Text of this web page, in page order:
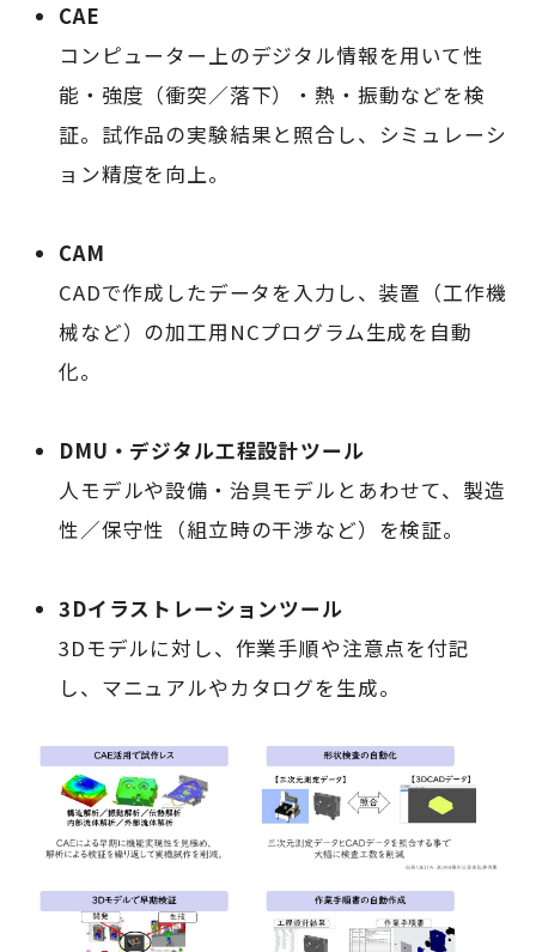
CAE
コンピューター上のデジタル情報を用いて性
能・強度（衝突／落下）・熱・振動などを検
証。試作品の実験結果と照合し、シミュレーシ
ョン精度を向上。
CAM
CADで作成したデータを入力し、装置（工作機
械など）の加工用NCプログラム生成を自動
化。
DMU・デジタル工程設計ツール
人モデルや設備・治具モデルとあわせて、製造
性／保守性（組立時の干渉など）を検証。
3Dイラストレーションツール
3Dモデルに対し、作業手順や注意点を付記
し、マニュアルやカタログを生成。